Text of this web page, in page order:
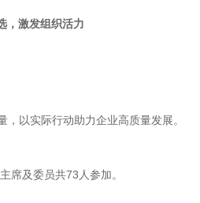
，激发组织活力
以实际行动助力企业高质量发展。
席及委员共73人参加。